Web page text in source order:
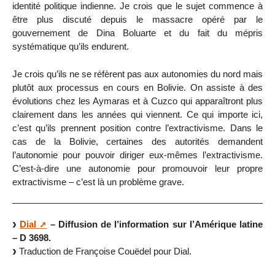
identité politique indienne. Je crois que le sujet commence à
être plus discuté depuis le massacre opéré par le
gouvernement de Dina Boluarte et du fait du mépris
systématique qu’ils endurent.
Je crois qu’ils ne se réfèrent pas aux autonomies du nord mais
plutôt aux processus en cours en Bolivie. On assiste à des
évolutions chez les Aymaras et à Cuzco qui apparaîtront plus
clairement dans les années qui viennent. Ce qui importe ici,
c’est qu’ils prennent position contre l’extractivisme. Dans le
cas de la Bolivie, certaines des autorités demandent
l’autonomie pour pouvoir diriger eux-mêmes l’extractivisme.
C’est-à-dire une autonomie pour promouvoir leur propre
extractivisme – c’est là un problème grave.
Dial
– Diffusion de l’information sur l’Amérique latine
– D 3698.
Traduction de Françoise Couëdel pour Dial.